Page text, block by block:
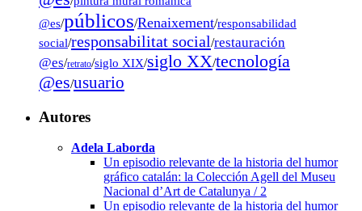
@es/públicos/Renaixement/responsabilidad
social/responsabilitat social/restauración
@es/retrato/siglo XIX/siglo XX/tecnología
@es/usuario
Autores
Adela Laborda
Un episodio relevante de la historia del humor
gráfico catalán: la Colección Agell del Museu
Nacional d’Art de Catalunya / 2
Un episodio relevante de la historia del humor